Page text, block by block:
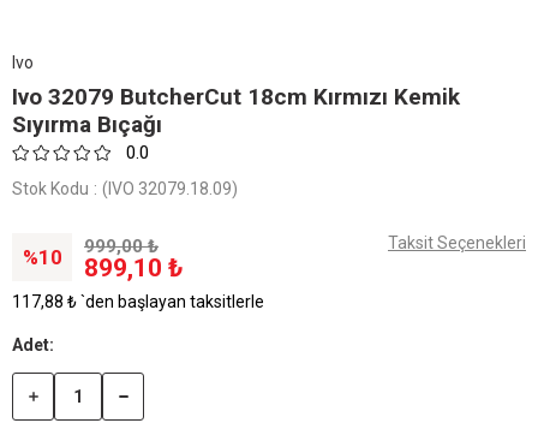
Ivo
Ivo 32079 ButcherCut 18cm Kırmızı Kemik
Sıyırma Bıçağı
0.0
Stok Kodu (IVO 32079.18.09)
10 999,00 ₺
899,10 ₺
Taksit Seçenekleri
117,88 ₺`den başlayan taksitlerle